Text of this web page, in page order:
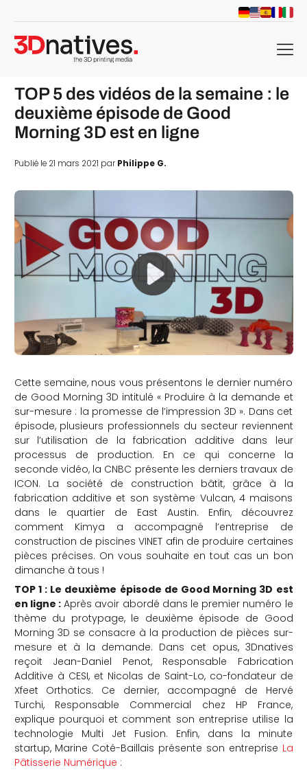
menu
TOP 5 des vidéos de la semaine : le
deuxième épisode de Good
Morning 3D est en ligne
Publié le 21 mars 2021 parPhilippe G.
Cette semaine, nous vous présentons le dernier numéro
de Good Morning 3D intitulé « Produire à la demande et
sur-mesure : la promesse de l’impression 3D ». Dans cet
épisode, plusieurs professionnels du secteur reviennent
sur l’utilisation de la fabrication additive dans leur
processus de production. En ce qui concerne la
seconde vidéo, la CNBC présente les derniers travaux de
ICON. La société de construction bâtit, grâce à la
fabrication additive et son système Vulcan, 4 maisons
dans le quartier de East Austin. Enfin, découvrez
comment Kimya a accompagné l’entreprise de
construction de piscines VINET afin de produire certaines
pièces précises. On vous souhaite en tout cas un bon
dimanche à tous !
TOP 1 : Le deuxième épisode de Good Morning 3D est
en ligne :Après avoir abordé dans le premier numéro le
thème du protypage, le deuxième épisode de Good
Morning 3D se consacre à la production de pièces sur-
mesure et à la demande. Dans cet opus, 3Dnatives
reçoit Jean-Daniel Penot, Responsable Fabrication
Additive à CESI, et Nicolas de Saint-Lo, co-fondateur de
Xfeet Orthotics. Ce dernier, accompagné de Hervé
Turchi, Responsable Commercial chez HP France,
explique pourquoi et comment son entreprise utilise la
technologie Multi Jet Fusion. Enfin, dans la minute
startup, Marine Coté-Baillais présente son entreprise La
Pâtisserie Numérique :